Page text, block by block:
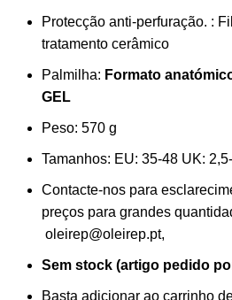
Protecção anti-perfuração. :
tratamento cerâmico
Palmilha: Formato
GEL
Peso: 570 g
Tamanhos: EU: 35-48 UK:
Contacte-nos para
preços para grandes
oleirep@oleirep.pt,
Sem stock (artigo pedido
Basta adicionar ao carrinho